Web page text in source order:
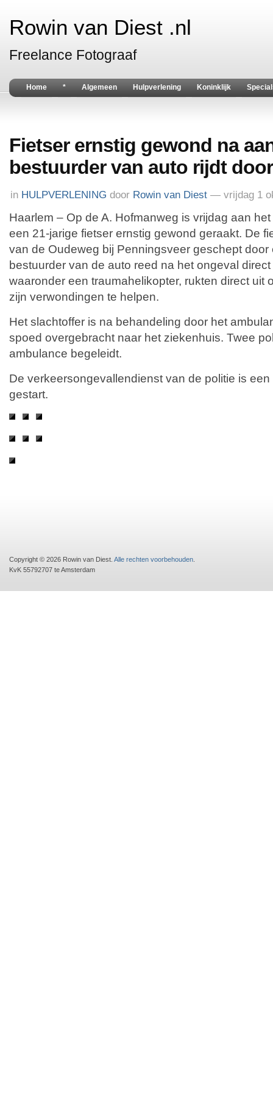
Rowin van Diest .nl
Freelance Fotograaf
Home * Algemeen Hulpverlening Koninklijk
Fietser ernstig gewond na
bestuurder van auto rijdt door
in HULPVERLENING door Rowin van Diest — vrijdag 1
Haarlem – Op de A. Hofmanweg is vrijdag aan
een 21-jarige fietser ernstig gewond geraakt. De
van de Oudeweg bij Penningsveer geschept door
bestuurder van de auto reed na het ongeval
waaronder een traumahelikopter, rukten direct uit
zijn verwondingen te helpen.
Het slachtoffer is na behandeling door het
spoed overgebracht naar het ziekenhuis. Twee
ambulance begeleidt.
De verkeersongevallendienst van de politie is
gestart.
Copyright © 2026 Rowin van Diest. Alle rechten voorbehouden
KvK 55792707 te Amsterdam